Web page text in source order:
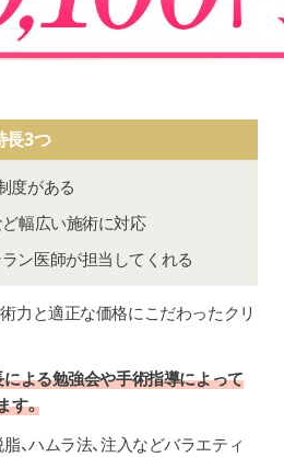
長3つ
度がある
ど幅広い施術に対応
ン医師が担当してくれる
力と適正な価格にこだわったクリ
よる勉強会や手術指導によって
す。
、ハムラ法、注入などバラエティ